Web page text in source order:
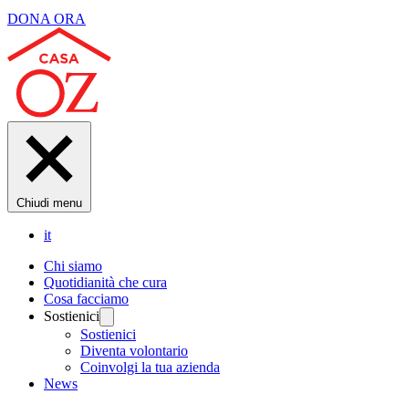
DONA ORA
Chiudi menu
it
Chi siamo
Quotidianità che cura
Cosa facciamo
Sostienici
Sostienici
Diventa volontario
Coinvolgi la tua azienda
News